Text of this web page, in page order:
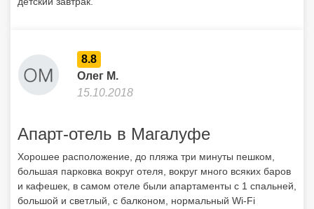
8.8
Олег М.
15.10.2018
Апарт-отель в Магалуфе
Хорошее расположение, до пляжа три минуты пешком,
большая парковка вокруг отеля, вокруг много всяких баров
и кафешек, в самом отеле были апартаменты с 1 спальней,
большой и светлый, с балконом, нормальный Wi-Fi